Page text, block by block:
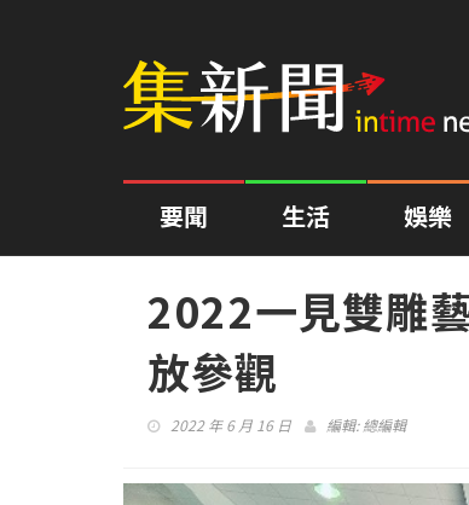
要聞 生活 娛樂
2022一見雙雕
放參觀
2022 年 6 月 16 日 編輯:總編輯